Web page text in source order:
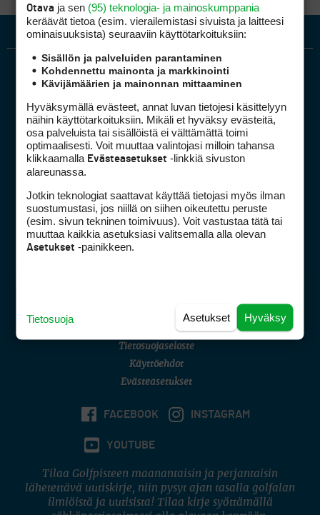
Golfpiste mediakortti
Golfpisteen yhteystiedot
DSA avoimuusraportti
Asiakaspalvelu
(digi) digi@otavamedia.fi
Tietosuojaseloste
Käyttöehdot
Evästeasetukset
FACEBOOK INSTAGRAM
YOUTUBE
Tilaa Golfpisteen maanantaisin ja perjantaisin
lähetettävä uutiskirje, niin pysyt ajan tasalla golfalan
ilmiöistä ja uutisista! Tilaa kirje syöttämällä
Otava ja sen (95) teknologia- ja mainoskumppania
keräävät tietoa (esim. vierailemis­tasi sivuista ja laitteesi
ominaisuuk­sista) seuraaviin käyttötarkoituksiin:
Sisällön ja palveluiden parantaminen
Kohdennettu mainonta ja markkinointi
Kävijämäärien ja mainonnan mittaaminen
Hyväksymällä evästeet, annat luvan tietojesi käsittelyyn
näihin käyttötarkoituksiin. Mikäli et hyväksy evästeitä,
osa palveluista tai sisällöistä ei välttämättä toimi
optimaalisesti. Voit muuttaa valintojasi milloin tahansa
klikkaamalla Evästeasetukset -linkkiä sivuston
alareunassa.
Jotkin teknologiat saattavat käyttää tietojasi myös ilman
suostumustasi, jos niillä on siihen oikeutettu peruste
(esim. sivun tekninen toimivuus). Voit vastustaa tätä tai
muuttaa kaikkia asetuksiasi valitsemalla alla olevan
Asetukset -painikkeen.
Hyväksy
Asetukset
Tietosuoja